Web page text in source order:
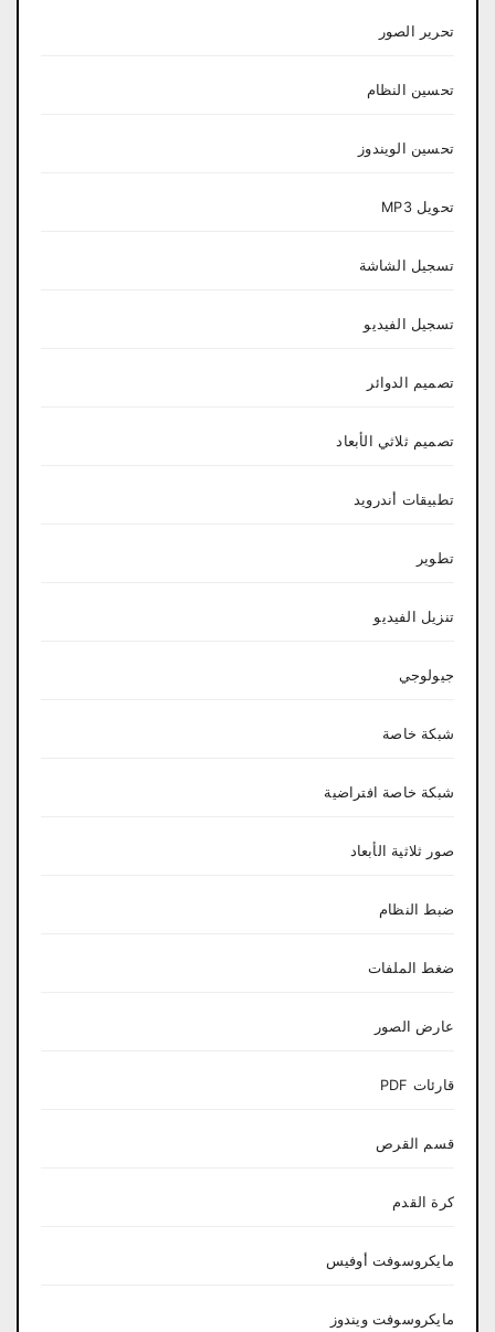
تحرير الصور
تحسين النظام
تحسين الويندوز
تحويل MP3
تسجيل الشاشة
تسجيل الفيديو
تصميم الدوائر
تصميم ثلاثي الأبعاد
تطبيقات أندرويد
تطوير
تنزيل الفيديو
جيولوجي
شبكة خاصة
شبكة خاصة افتراضية
صور ثلاثية الأبعاد
ضبط النظام
ضغط الملفات
عارض الصور
قارئات PDF
قسم القرص
كرة القدم
مايكروسوفت أوفيس
مايكروسوفت ويندوز